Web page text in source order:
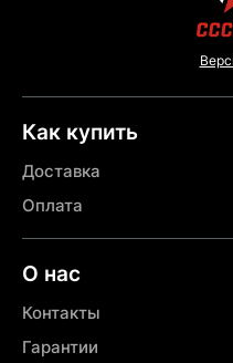
Как купить
Доставка
Оплата
О нас
Контакты
Гарантии